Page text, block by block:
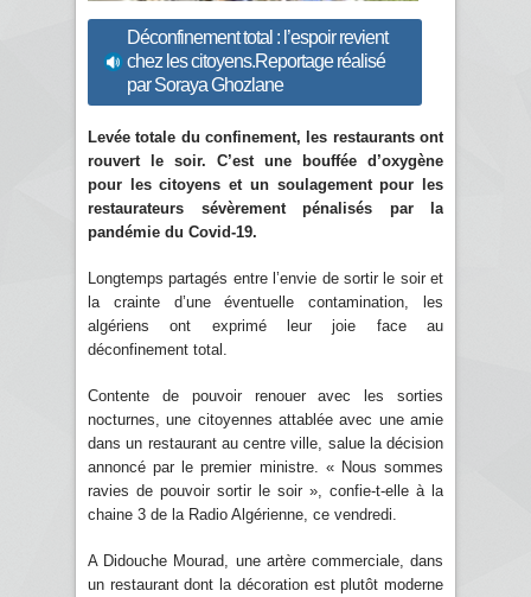
Déconfinement total : l’espoir revient
chez les citoyens.Reportage réalisé
par Soraya Ghozlane
Levée totale du confinement, les restaurants ont
rouvert le soir. C’est une bouffée d’oxygène
pour les citoyens et un soulagement pour les
restaurateurs sévèrement pénalisés par la
pandémie du Covid-19.
Longtemps partagés entre l’envie de sortir le soir et
la crainte d’une éventuelle contamination, les
algériens ont exprimé leur joie face au
déconfinement total.
Contente de pouvoir renouer avec les sorties
nocturnes, une citoyennes attablée avec une amie
dans un restaurant au centre ville, salue la décision
annoncé par le premier ministre. « Nous sommes
ravies de pouvoir sortir le soir », confie-t-elle à la
chaine 3 de la Radio Algérienne, ce vendredi.
A Didouche Mourad, une artère commerciale, dans
un restaurant dont la décoration est plutôt moderne